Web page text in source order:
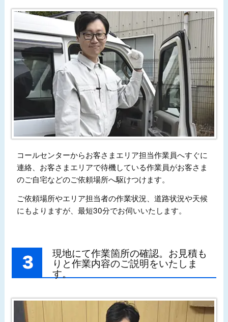
コールセンターからお客さまエリア担当作業員へすぐに
連絡、お客さまエリアで待機している作業員がお客さま
のご自宅などのご依頼場所へ駆けつけます。
ご依頼場所やエリア担当者の作業状況、道路状況や天候
にもよりますが、最短30分でお伺いいたします。
現地にて作業箇所の確認。お見積も
りと作業内容のご説明をいたしま
す。